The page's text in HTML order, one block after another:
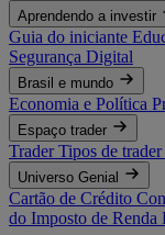
Aprendendo a investir
Guia do iniciante
Segurança Digital
Brasil e mundo
Economia e Política
Espaço trader
TraderTipos de trader
Universo Genial
Cartão de Crédito
do Imposto de Renda